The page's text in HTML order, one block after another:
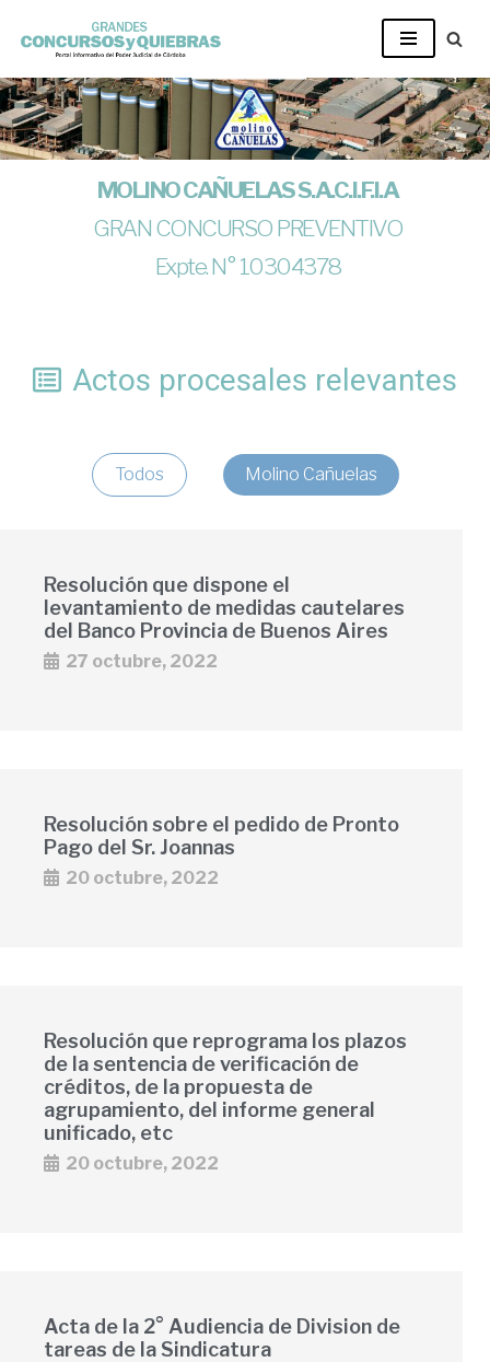
al
contenido
MOLINO CAÑUELAS S.A.C.I.F.I.A
GRAN CONCURSO PREVENTIVO
Expte. N° 10304378
Actos procesales relevantes
Todos Molino Cañuelas
Resolución que dispone el
levantamiento de medidas cautelares
del Banco Provincia de Buenos Aires
27 octubre, 2022
Resolución sobre el pedido de Pronto
Pago del Sr. Joannas
20 octubre, 2022
Resolución que reprograma los plazos
de la sentencia de verificación de
créditos, de la propuesta de
agrupamiento, del informe general
unificado, etc
20 octubre, 2022
Acta de la 2° Audiencia de Division de
tareas de la Sindicatura